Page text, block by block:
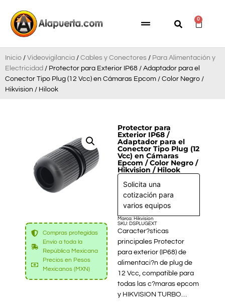
0
Inicio / Videovigilancia / Cables y Conectores / Para Alimentación y
Electricidad / Protector para Exterior IP68 / Adaptador para el
Conector Tipo Plug (12 Vcc) en Cámaras Epcom / Color Negro /
Hikvision / Hilook
Compras protegidas
Envío a toda la
República Mexicana
Precios en Pesos
Mexicanos (MXN)
Protector para
Exterior IP68 /
Adaptador para el
Conector Tipo Plug (12
Vcc) en Cámaras
Epcom / Color Negro /
Hikvision / Hilook
Solicita una
cotización para
varios equipos
Marca: Hikvision
SKU: DSPLUGEXT
Caracter?sticas
principales Protector
para exterior (IP68) de
alimentaci?n de plug de
12 Vcc, compatible para
todas las c?maras epcom
y HIKVISION TURBO…